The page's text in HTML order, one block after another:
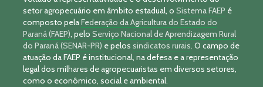
setor agropecuário em âmbito estadual, o Sistema FAEP é
composto pelaFederação da Agricultura do Estado do
Paraná (FAEP), pelo Serviço Nacional de Aprendizagem Rural
do Paraná (SENAR-PR) e pelos sindicatos rurais. O campo de
atuação da FAEP é institucional, na defesa e a representação
legal dos milhares de agropecuaristas em diversos setores,
como o econômico, social e ambiental.